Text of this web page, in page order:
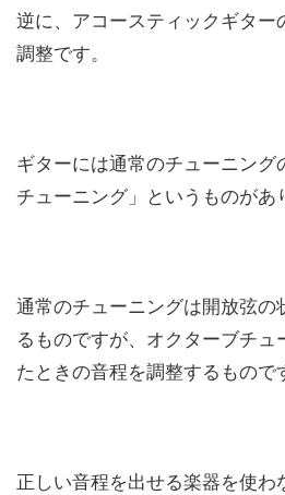
逆に、アコースティックギター
調整です。
ギターには通常のチューニング
チューニング」というものがあ
通常のチューニングは開放弦の
るものですが、オクターブチュ
たときの音程を調整するもので
正しい音程を出せる楽器を使わ